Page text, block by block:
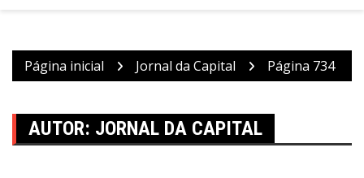
Página inicial Jornal da Capital Página 734
AUTOR: JORNAL DA CAPITAL